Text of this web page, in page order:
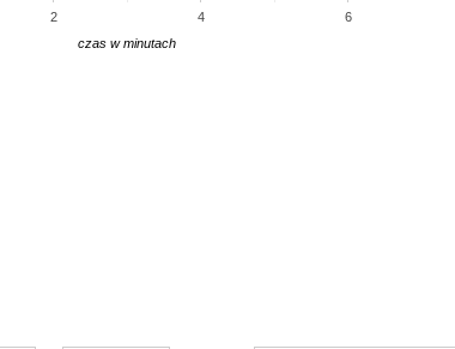
2 4 6
czas w minutach